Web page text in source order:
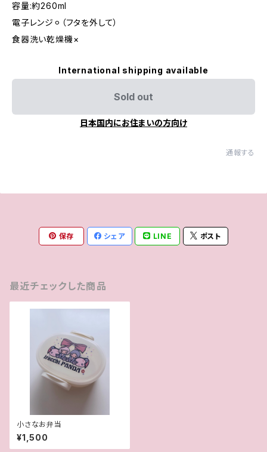
容量:約260ml
電子レンジ⚪︎（フタを外して）
食器洗い乾燥機×
International shipping available
Sold out
日本国内にお住まいの方向け
通報する
保存 シェア LINE ポスト
最近チェックした商品
小さなお弁当
¥1,500